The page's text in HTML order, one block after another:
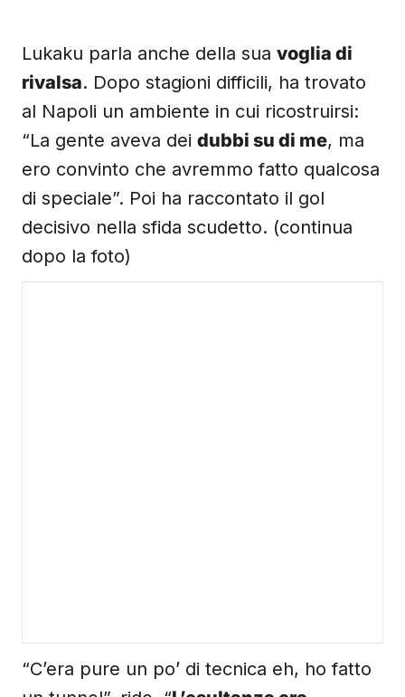
Lukaku parla anche della sua voglia di
rivalsa. Dopo stagioni difficili, ha trovato
al Napoli un ambiente in cui ricostruirsi:
“La gente aveva dei dubbi su di me, ma
ero convinto che avremmo fatto qualcosa
di speciale”. Poi ha raccontato il gol
decisivo nella sfida scudetto. (continua
dopo la foto)
“C’era pure un po’ di tecnica eh, ho fatto